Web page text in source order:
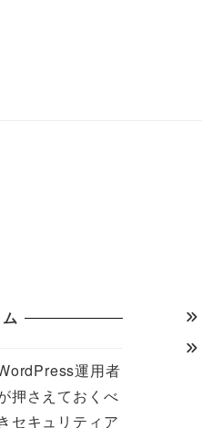
運用者
押さえておくべ
セキュリティア